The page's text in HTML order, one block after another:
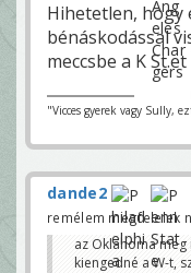
Hihetetlen, hogy
bénáskodással
meccsbe a K St.et
"Vicces gyerek vagy Sully,
dande2
remélem megfelelek
az Oklahoma
kiengedné a W-t,